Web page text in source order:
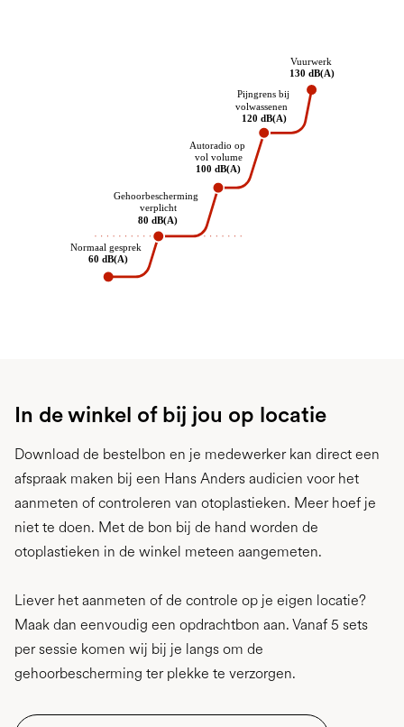
In de winkel of bij jou op locatie
Download de bestelbon en je medewerker kan direct een
afspraak maken bij een Hans Anders audicien voor het
aanmeten of controleren van otoplastieken. Meer hoef je
niet te doen. Met de bon bij de hand worden de
otoplastieken in de winkel meteen aangemeten.
Liever het aanmeten of de controle op je eigen locatie?
Maak dan eenvoudig een opdrachtbon aan. Vanaf 5 sets
per sessie komen wij bij je langs om de
gehoorbescherming ter plekke te verzorgen.